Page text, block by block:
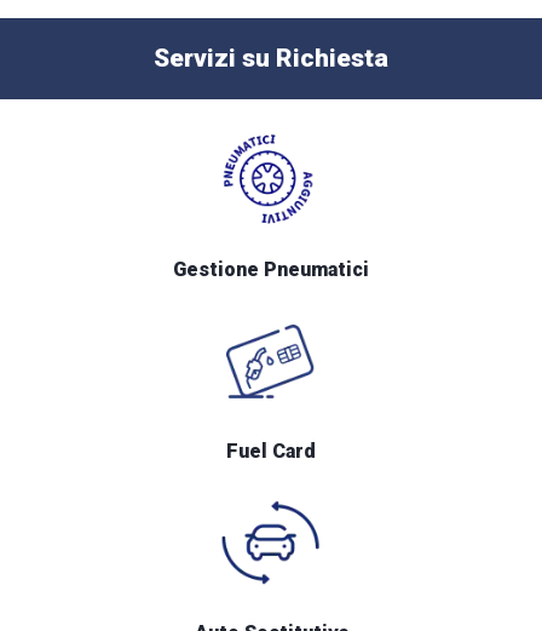
Servizi su Richiesta
Gestione Pneumatici
Fuel Card